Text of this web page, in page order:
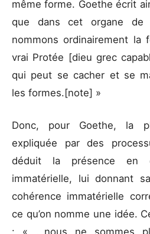
même forme. Goethe écrit
que dans cet organe de
nommons ordinairement la
vrai Protée [dieu grec
qui peut se cacher et se
les formes.[note] »
Donc, pour Goethe, la
expliquée par des
déduit la présence en
immatérielle, lui donnant
cohérence immatérielle
ce qu’on nomme une idée.